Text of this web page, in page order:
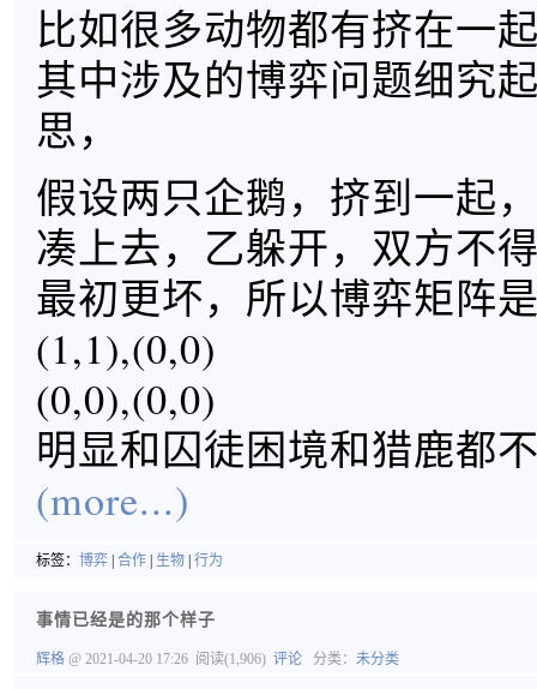
比如很多动物都有挤在一
其中涉及的博弈问题细究
思，
假设两只企鹅，挤到一起
凑上去，乙躲开，双方不
最初更坏，所以博弈矩阵
(1,1),(0,0)
(0,0),(0,0)
明显和囚徒困境和猎鹿都
(more...)
标签： 博弈 合作 生物 行为
事情已经是的那个样子
辉格 @ 2021-04-20 17:26 阅读(1,906) 评论 分类： 未分类